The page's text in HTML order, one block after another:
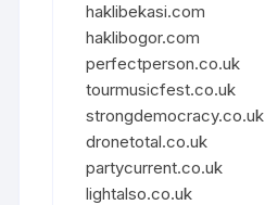
haklibekasi.com
haklibogor.com
perfectperson.co.uk
tourmusicfest.co.uk
strongdemocracy.co.uk
dronetotal.co.uk
partycurrent.co.uk
lightalso.co.uk